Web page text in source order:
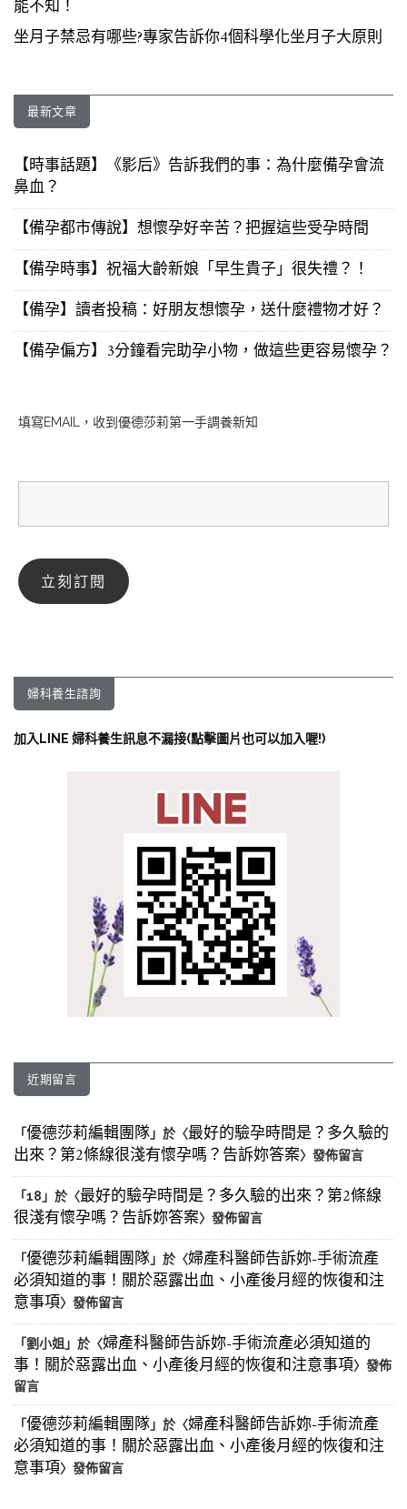
能不知！
坐月子禁忌有哪些?專家告訴你4個科學化坐月子大原則
最新文章
【時事話題】《影后》告訴我們的事：為什麼備孕會流
鼻血？
【備孕都市傳說】想懷孕好辛苦？把握這些受孕時間
【備孕時事】祝福大齡新娘「早生貴子」很失禮？！
【備孕】讀者投稿：好朋友想懷孕，送什麼禮物才好？
【備孕偏方】3分鐘看完助孕小物，做這些更容易懷孕？
填寫EMAIL，收到優德莎莉第一手調養新知
婦科養生諮詢
加入LINE 婦科養生訊息不漏接(點擊圖片也可以加入喔!)
近期留言
「優德莎莉編輯團隊」於〈最好的驗孕時間是？多久驗的
出來？第2條線很淺有懷孕嗎？告訴妳答案〉發佈留言
「18 」於〈最好的驗孕時間是？多久驗的出來？第2條線
很淺有懷孕嗎？告訴妳答案〉發佈留言
「優德莎莉編輯團隊」於〈婦產科醫師告訴妳-手術流產
必須知道的事！關於惡露出血、小產後月經的恢復和注
意事項〉發佈留言
「劉小姐 」於〈婦產科醫師告訴妳-手術流產必須知道的
事！關於惡露出血、小產後月經的恢復和注意事項〉發佈
留言
「優德莎莉編輯團隊」於〈婦產科醫師告訴妳-手術流產
必須知道的事！關於惡露出血、小產後月經的恢復和注
意事項〉發佈留言